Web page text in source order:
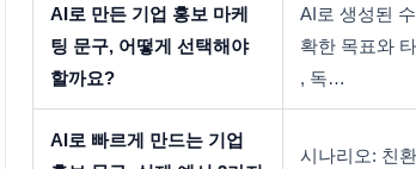
AI로 만든 기업 홍보 마케
팅 문구, 어떻게 선택해야
할까요?
AI로 생성된
확한 목표와
, 독…
AI로 빠르게 만드는 기업
시나리오: 친